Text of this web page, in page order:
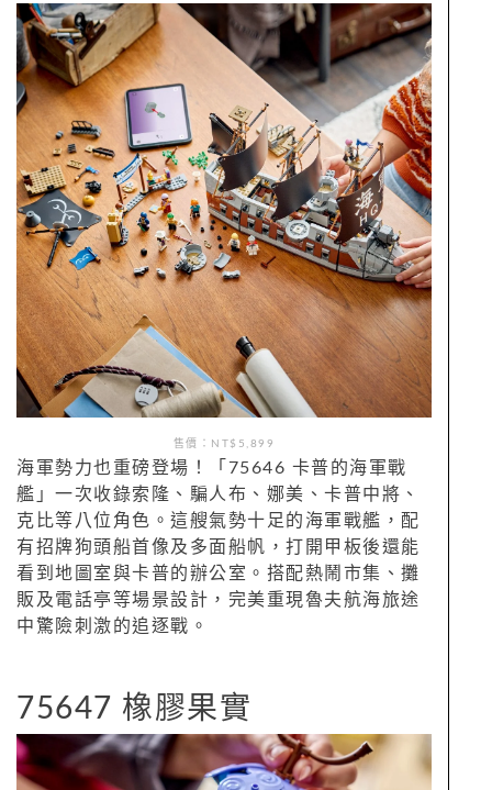
售價：NT$5,899
海軍勢力也重磅登場！「75646 卡普的海軍戰
艦」一次收錄索隆、騙人布、娜美、卡普中將、
克比等八位角色。這艘氣勢十足的海軍戰艦，配
有招牌狗頭船首像及多面船帆，打開甲板後還能
看到地圖室與卡普的辦公室。搭配熱鬧市集、攤
販及電話亭等場景設計，完美重現魯夫航海旅途
中驚險刺激的追逐戰。
75647 橡膠果實